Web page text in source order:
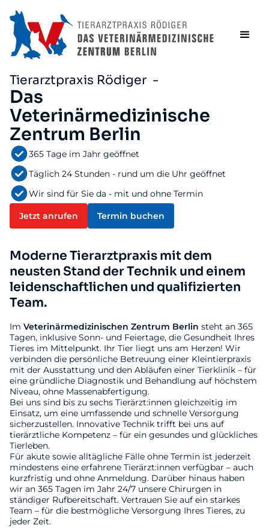
Tierarztpraxis Rödiger -
Das
Veterinärmedizinische
Zentrum Berlin
365 Tage im Jahr geöffnet
Täglich 24 Stunden - rund um die Uhr geöffnet
Wir sind für Sie da - mit und ohne Termin
Jetzt anrufen Termin buchen
Moderne Tierarztpraxis mit dem
neusten Stand der Technik und einem
leidenschaftlichen und qualifizierten
Team.
Im Veterinärmedizinischen Zentrum Berlin steht an 365
Tagen, inklusive Sonn- und Feiertage, die Gesundheit Ihres
Tieres im Mittelpunkt. Ihr Tier liegt uns am Herzen! Wir
verbinden die persönliche Betreuung einer Kleintierpraxis
mit der Ausstattung und den Abläufen einer Tierklinik – für
eine gründliche Diagnostik und Behandlung auf höchstem
Niveau, ohne Massenabfertigung.
Bei uns sind bis zu sechs Tierärzt:innen gleichzeitig im
Einsatz, um eine umfassende und schnelle Versorgung
sicherzustellen. Innovative Technik trifft bei uns auf
tierärztliche Kompetenz – für ein gesundes und glückliches
Tierleben.
Für akute sowie alltägliche Fälle ohne Termin ist jederzeit
mindestens eine erfahrene Tierärzt:innen verfügbar – auch
kurzfristig und ohne Anmeldung. Darüber hinaus haben
wir an 365 Tagen im Jahr 24/7 unsere Chirurgen in
ständiger Rufbereitschaft. Vertrauen Sie auf ein starkes
Team – für die bestmögliche Versorgung Ihres Tieres, zu
jeder Zeit.